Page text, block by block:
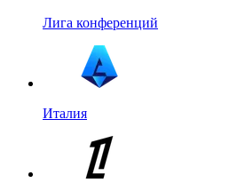
Лига конференций
Италия